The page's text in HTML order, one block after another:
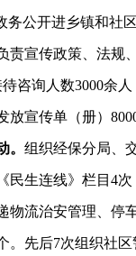
务公开进乡镇和社
责宣传政策、法规
咨询人数3000余
放宣传单（册）
。 组织经保分局、
民生连线》栏目4
物流治安管理、停
。先后7次组织社